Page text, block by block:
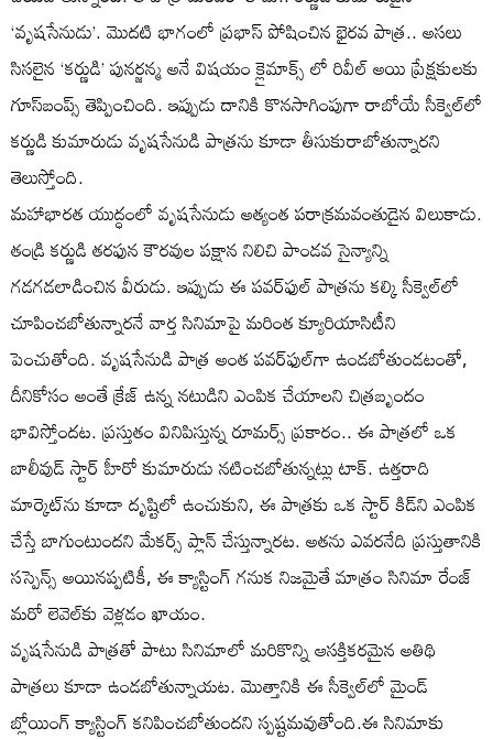
‘వృషసేనుడు’. మొదటి భాగంలో ప్రభాస్ పోషించిన భైరవ పాత్ర.. అసలు
సిసలైన ‘కర్ణుడి’ పునర్జన్మ అనే విషయం క్లైమాక్స్ లో రివీల్ అయి ప్రేక్షకులకు
గూస్‌బంప్స్ తెప్పించింది. ఇప్పుడు దానికి కొనసాగింపుగా రాబోయే సీక్వెల్‌లో
కర్ణుడి కుమారుడు వృషసేనుడి పాత్రను కూడా తీసుకురాబోతున్నారని
తెలుస్తోంది.
మహాభారత యుద్ధంలో వృషసేనుడు అత్యంత పరాక్రమవంతుడైన విలుకాడు.
తండ్రి కర్ణుడి తరఫున కౌరవుల పక్షాన నిలిచి పాండవ సైన్యాన్ని
గడగడలాడించిన వీరుడు. ఇప్పుడు ఈ పవర్‌ఫుల్ పాత్రను కల్కి సీక్వెల్‌లో
చూపించబోతున్నారనే వార్త సినిమాపై మరింత క్యూరియాసిటీని
పెంచుతోంది. వృషసేనుడి పాత్ర అంత పవర్‌ఫుల్‌గా ఉండబోతుండటంతో,
దీనికోసం అంతే క్రేజ్ ఉన్న నటుడిని ఎంపిక చేయాలని చిత్రబృందం
భావిస్తోందట. ప్రస్తుతం వినిపిస్తున్న రూమర్స్ ప్రకారం.. ఈ పాత్రలో ఒక
బాలీవుడ్ స్టార్ హీరో కుమారుడు నటించబోతున్నట్లు టాక్. ఉత్తరాది
మార్కెట్‌ను కూడా దృష్టిలో ఉంచుకుని, ఈ పాత్రకు ఒక స్టార్ కిడ్‌ని ఎంపిక
చేస్తే బాగుంటుందని మేకర్స్ ప్లాన్ చేస్తున్నారట. అతను ఎవరనేది ప్రస్తుతానికి
సస్పెన్స్ అయినప్పటికీ, ఈ క్యాస్టింగ్ గనుక నిజమైతే మాత్రం సినిమా రేంజ్
మరో లెవెల్‌కు వెళ్లడం ఖాయం.
వృషసేనుడి పాత్రతో పాటు సినిమాలో మరికొన్ని ఆసక్తికరమైన అతిథి
పాత్రలు కూడా ఉండబోతున్నాయట. మొత్తానికి ఈ సీక్వెల్‌లో మైండ్
బ్లోయింగ్ క్యాస్టింగ్ కనిపించబోతుందని స్పష్టమవుతోంది.ఈ సినిమాకు